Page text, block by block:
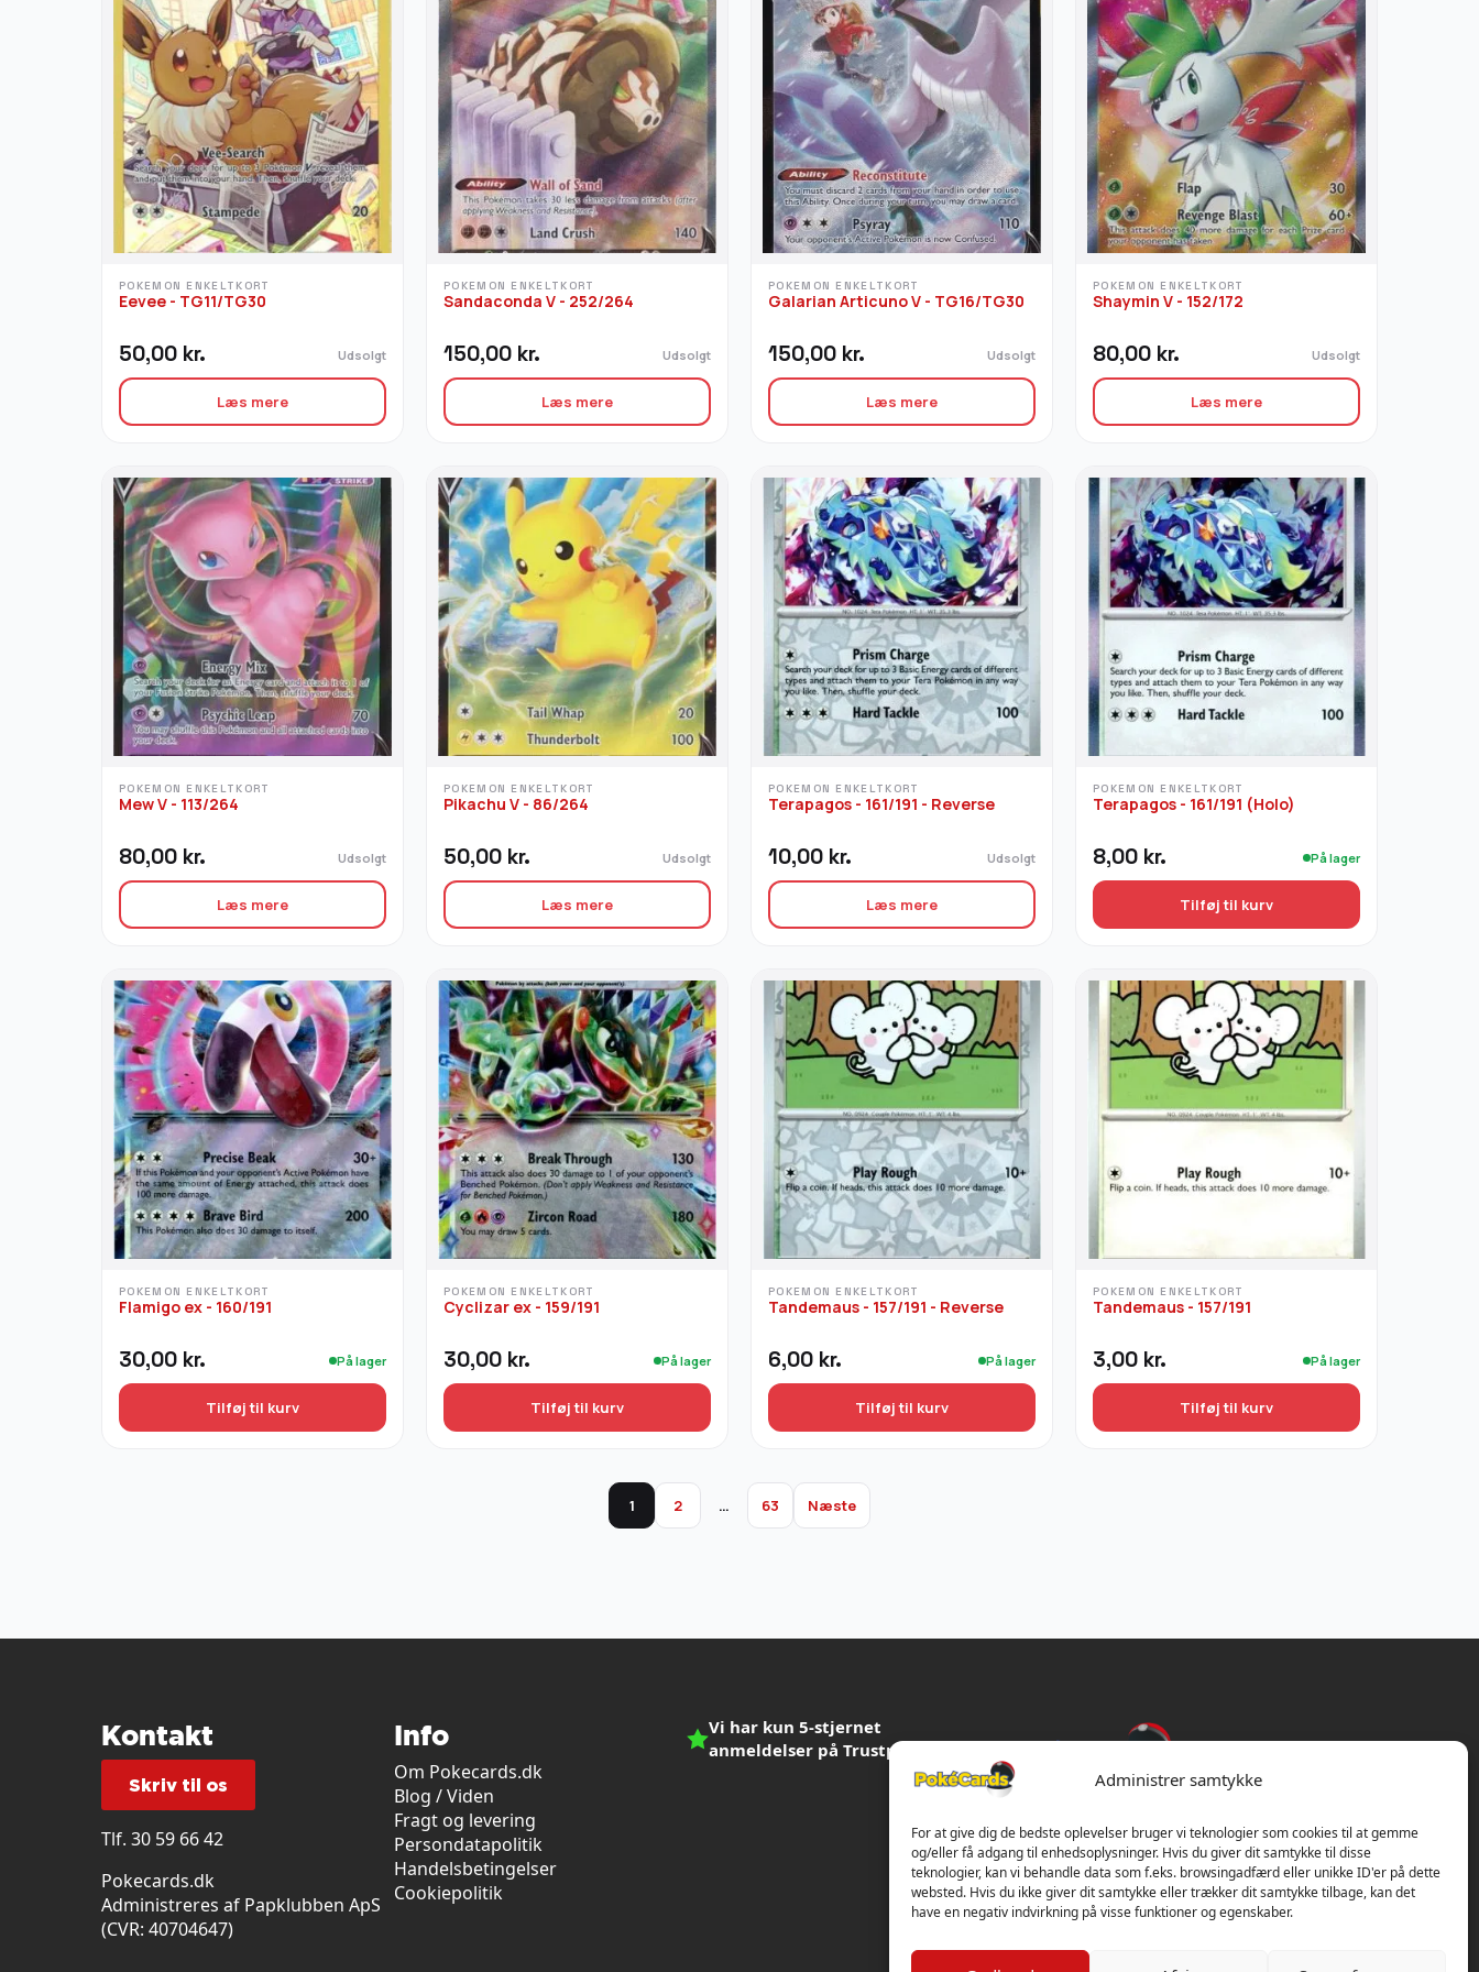
Administrer samtykke
For at give dig de bedste oplevelser bruger vi teknologier som cookies til at gemme
og/eller få adgang til enhedsoplysninger. Hvis du giver dit samtykke til disse
teknologier, kan vi behandle data som f.eks. browsingadfærd eller unikke ID'er på dette
websted. Hvis du ikke giver dit samtykke eller trækker dit samtykke tilbage, kan det
have en negativ indvirkning på visse funktioner og egenskaber.
POKEMON ENKELTKORT
Eevee - TG11/TG30
50,00 kr. Udsolgt
Læs mere
POKEMON ENKELTKORT
Sandaconda V - 252/264
150,00 kr. Udsolgt
Læs mere
POKEMON ENKELTKORT
Galarian Articuno V - TG16/TG30
150,00 kr. Udsolgt
Læs mere
POKEMON ENKELTKORT
Shaymin V - 152/172
80,00 kr. Udsolgt
Læs mere
POKEMON ENKELTKORT
Mew V - 113/264
80,00 kr. Udsolgt
Læs mere
POKEMON ENKELTKORT
Pikachu V - 86/264
50,00 kr. Udsolgt
Læs mere
POKEMON ENKELTKORT
Terapagos - 161/191 - Reverse
10,00 kr. Udsolgt
Læs mere
POKEMON ENKELTKORT
Terapagos - 161/191 (Holo)
8,00 kr. På lager
Tilføj til kurv
POKEMON ENKELTKORT
Flamigo ex - 160/191
30,00 kr. På lager
Tilføj til kurv
POKEMON ENKELTKORT
Cyclizar ex - 159/191
30,00 kr. På lager
Tilføj til kurv
POKEMON ENKELTKORT
Tandemaus - 157/191 - Reverse
6,00 kr. På lager
Tilføj til kurv
POKEMON ENKELTKORT
Tandemaus - 157/191
3,00 kr. På lager
Tilføj til kurv
1 2 … 63 Næste
Kontakt
Skriv til os
Tlf. 30 59 66 42
Pokecards.dk
Administreres af Papklubben ApS
(CVR: 40704647)
Info
Om Pokecards.dk
Blog / Viden
Fragt og levering
Persondatapolitik
Handelsbetingelser
Cookiepolitik
Vi har kun 5-stjernet
anmeldelser på Trustpilot